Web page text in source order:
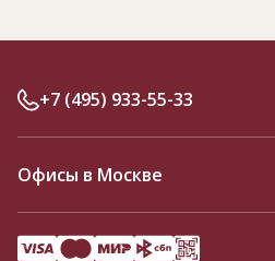
+7 (495) 933-55-33
Офисы в Москве